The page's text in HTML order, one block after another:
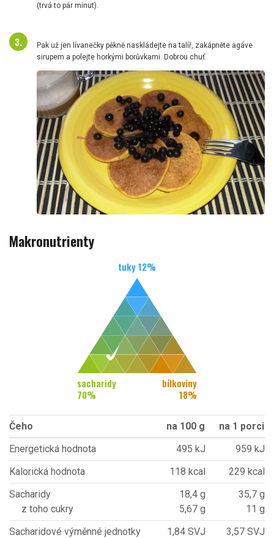
(trvá to pár minut).
Pak už jen lívanečky pěkně naskládejte na talíř, zakápněte agáve
sirupem a polejte horkými borůvkami. Dobrou chuť.
Makronutrienty
tuky12%
sacharidy
70%
bílkoviny
18%
Čeho na 100 g
na 1 porci
Energetická hodnota
495 kJ
959 kJ
Kalorická hodnota
118 kcal
229 kcal
Sacharidy
z toho cukry
18,4 g
5,67 g
35,7 g
11 g
Sacharidové výměnné jednotky
1,84 SVJ 3,57 SVJ